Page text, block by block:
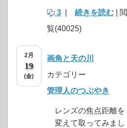
3
続きを読む | 閲
覧(40025)
2月
19
(金)
画角と天の川
カテゴリー
管理人のつぶやき
レンズの焦点距離を
変えて取ってみまし